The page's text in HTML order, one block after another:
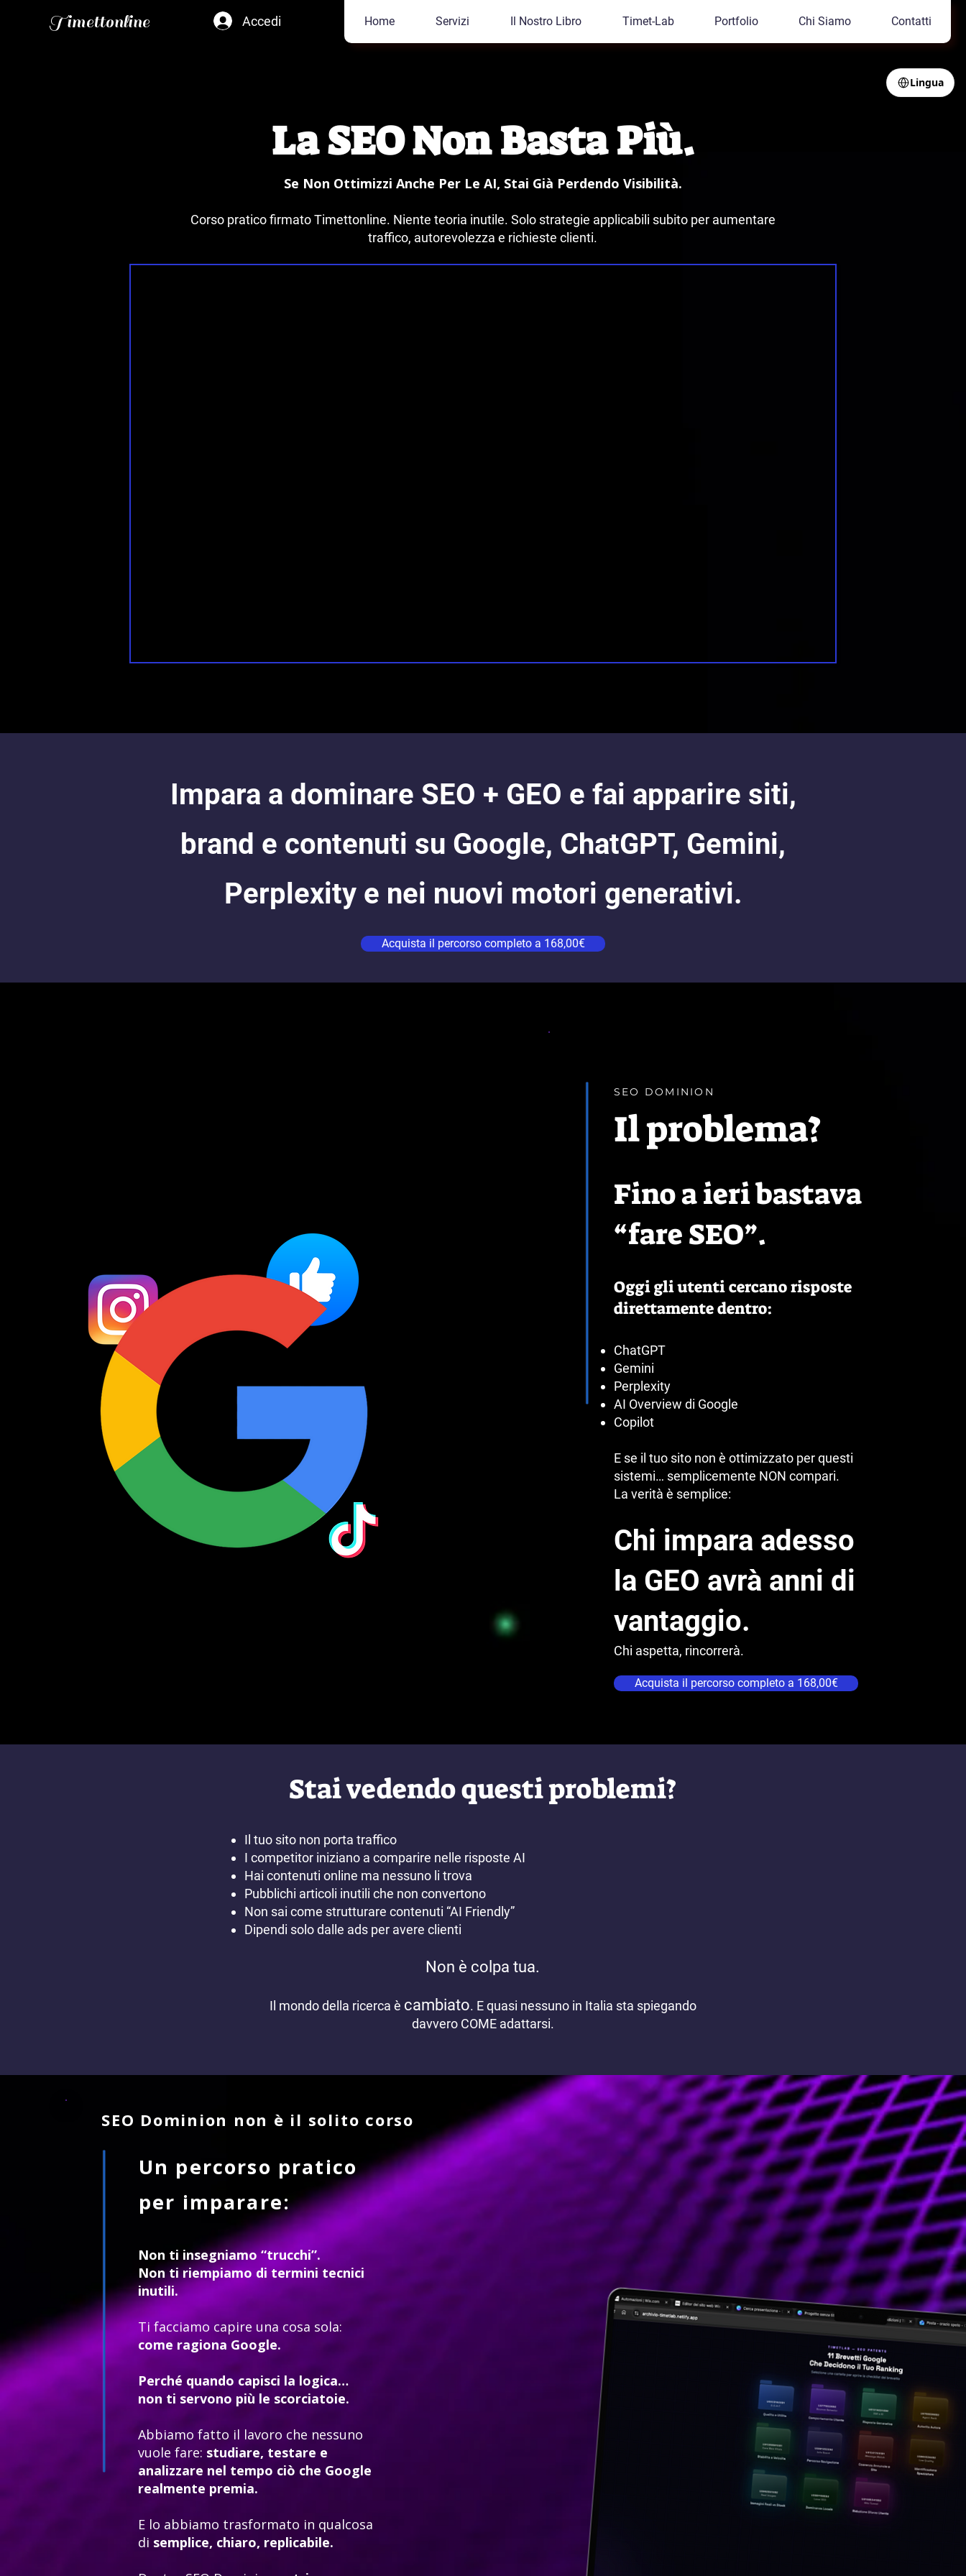
Timettonline Accedi Home Servizi Il Nostro Libro Timet-Lab Portfolio Chi Siamo Contatti
La SEO Non Basta Più.
Se Non Ottimizzi Anche Per Le AI, Stai Già Perdendo Visibilità.
Corso pratico firmato Timettonline. Niente teoria inutile. Solo strategie applicabili subito per aumentare
traffico, autorevolezza e richieste clienti.
Impara a dominare SEO + GEO e fai apparire siti,
brand e contenuti su Google, ChatGPT, Gemini,
Perplexity e nei nuovi motori generativi.
Acquista il percorso completo a 168,00€
SEO DOMINION
Il problema?
Fino a ieri bastava
“fare SEO”.
Oggi gli utenti cercano risposte
direttamente dentro:
ChatGPT
Gemini
Perplexity
AI Overview di Google
Copilot
E se il tuo sito non è ottimizzato per questi
sistemi… semplicemente NON compari.
La verità è semplice:
Chi impara adesso
la GEO avrà anni di
vantaggio.
Chi aspetta, rincorrerà.
Acquista il percorso completo a 168,00€
Stai vedendo questi problemi?
Il tuo sito non porta traffico
I competitor iniziano a comparire nelle risposte AI
Hai contenuti online ma nessuno li trova
Pubblichi articoli inutili che non convertono
Non sai come strutturare contenuti “AI Friendly”
Dipendi solo dalle ads per avere clienti
Non è colpa tua.
Il mondo della ricerca è cambiato. E quasi nessuno in Italia sta spiegando
davvero COME adattarsi.
SEO Dominion non è il solito corso
Un percorso pratico
per imparare:
Non ti insegniamo “trucchi”.
Non ti riempiamo di termini tecnici
inutili.
Ti facciamo capire una cosa sola:
come ragiona Google.
Perché quando capisci la logica…
non ti servono più le scorciatoie.
Abbiamo fatto il lavoro che nessuno
vuole fare: studiare, testare e
analizzare nel tempo ciò che Google
realmente premia.
E lo abbiamo trasformato in qualcosa
di semplice, chiaro, replicabile.
Lingua